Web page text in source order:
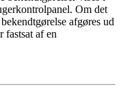
Om det
afgøres ud
fastsat af en